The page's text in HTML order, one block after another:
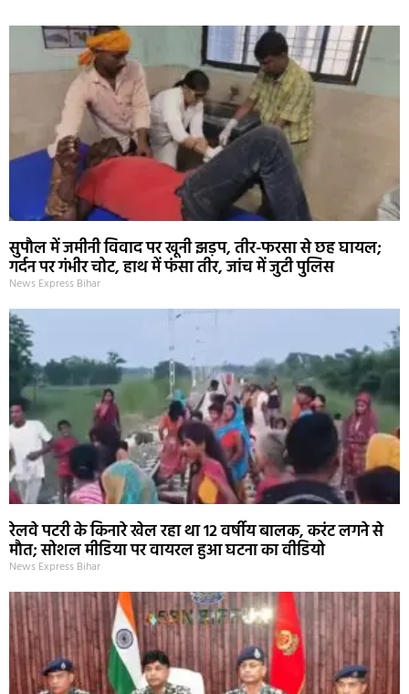
सुपौल में जमीनी विवाद पर खूनी झड़प, तीर-फरसा से छह घायल;
गर्दन पर गंभीर चोट, हाथ में फंसा तीर, जांच में जुटी पुलिस
News Express Bihar
रेलवे पटरी के किनारे खेल रहा था 12 वर्षीय बालक, करंट लगने से
मौत; सोशल मीडिया पर वायरल हुआ घटना का वीडियो
News Express Bihar